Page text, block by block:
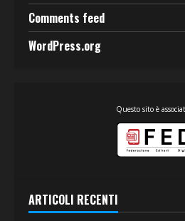
Comments feed
WordPress.org
Questo sito è
ARTICOLI RECENTI